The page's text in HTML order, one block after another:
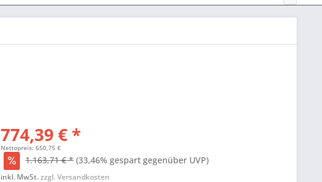
774,39 € *
Nettopreis: 650,75 €
1.163,71 € * (33,46% gespart gegenüber UVP)
inkl. MwSt.zzgl. Versandkosten